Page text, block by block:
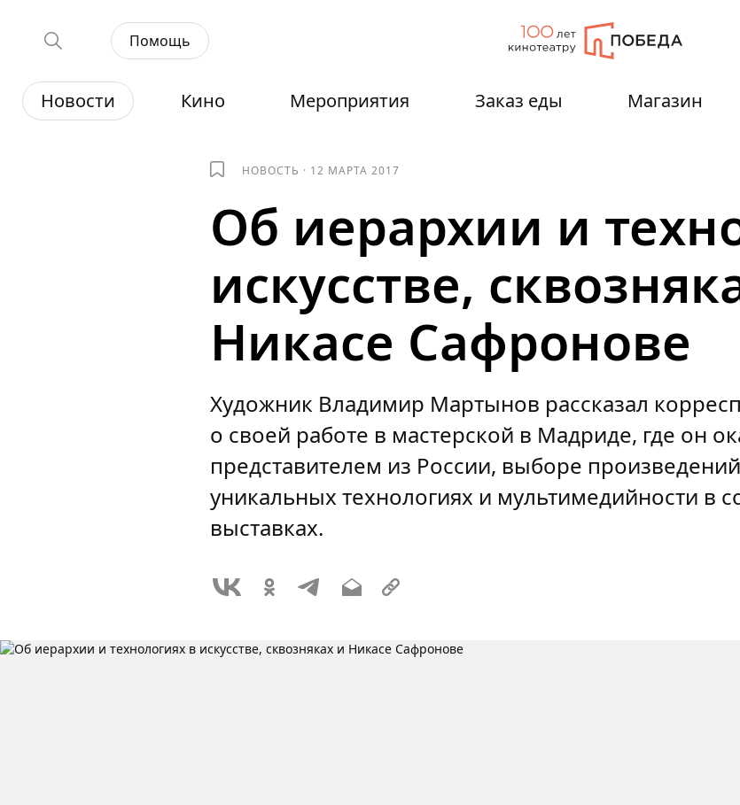
Помощь
Новости Кино Мероприятия Заказ еды Магазин
НОВОСТЬ · 12 МАРТА 2017
Об иерархии и
искусстве,
Никасе Сафронове
Художник Владимир Мартынов рассказал
о своей работе в мастерской в Мадриде, где он
представителем из России, выборе
уникальных технологиях и мультимедийности в
выставках.